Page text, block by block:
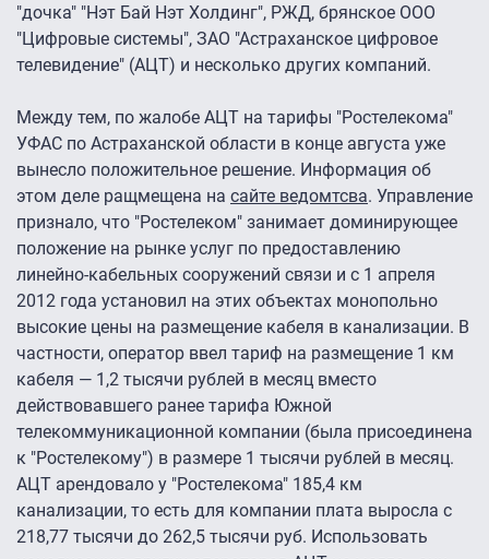
"дочка" "Нэт Бай Нэт Холдинг", РЖД, брянское ООО
"Цифровые системы", ЗАО "Астраханское цифровое
телевидение" (АЦТ) и несколько других компаний.
Между тем, по жалобе АЦТ на тарифы "Ростелекома"
УФАС по Астраханской области в конце августа уже
вынесло положительное решение. Информация об
этом деле ращмещена на сайте ведомтсва. Управление
признало, что "Ростелеком" занимает доминирующее
положение на рынке услуг по предоставлению
линейно-кабельных сооружений связи и с 1 апреля
2012 года установил на этих объектах монопольно
высокие цены на размещение кабеля в канализации. В
частности, оператор ввел тариф на размещение 1 км
кабеля — 1,2 тысячи рублей в месяц вместо
действовавшего ранее тарифа Южной
телекоммуникационной компании (была присоединена
к "Ростелекому") в размере 1 тысячи рублей в месяц.
АЦТ арендовало у "Ростелекома" 185,4 км
канализации, то есть для компании плата выросла с
218,77 тысячи до 262,5 тысячи руб. Использовать